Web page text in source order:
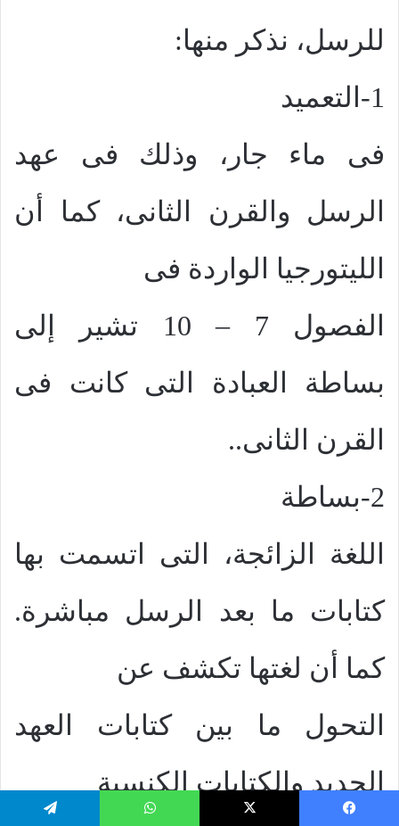
للرسل، نذكر منها:
1-التعميد
فى ماء جار، وذلك فى عهد
الرسل والقرن الثانى، كما أن
الليتورجيا الواردة فى
الفصول 7 – 10 تشير إلى
بساطة العبادة التى كانت فى
القرن الثانى..
2-بساطة
اللغة الزائجة، التى اتسمت بها
كتابات ما بعد الرسل مباشرة.
كما أن لغتها تكشف عن
التحول ما بين كتابات العهد
الجديد والكتابات الكنسية